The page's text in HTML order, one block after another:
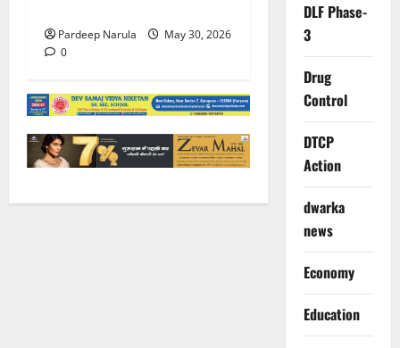
Pardeep Narula
May 30, 2026
0
DLF Phase-
3
Drug
Control
DTCP
Action
dwarka
news
Economy
Education